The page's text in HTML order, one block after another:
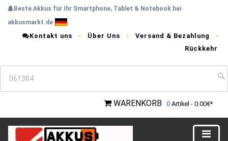
Beste Akkus für Ihr Smartphone, Tablet & Notebook bei
akkusmarkt.de
Kontakt uns Über Uns
Versand & Bezahlung
Rückkehr
WARENKORB 0 Artikel - 0.00€*